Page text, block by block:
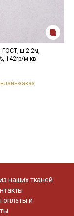
ГОСТ, ш.2.2м,
142гр/м.кв
заказ
наших тканей
оплаты и